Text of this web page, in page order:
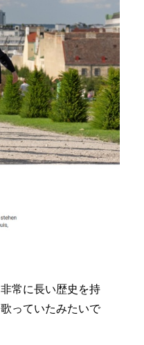
常に長い歴史を持
っていたみたいで